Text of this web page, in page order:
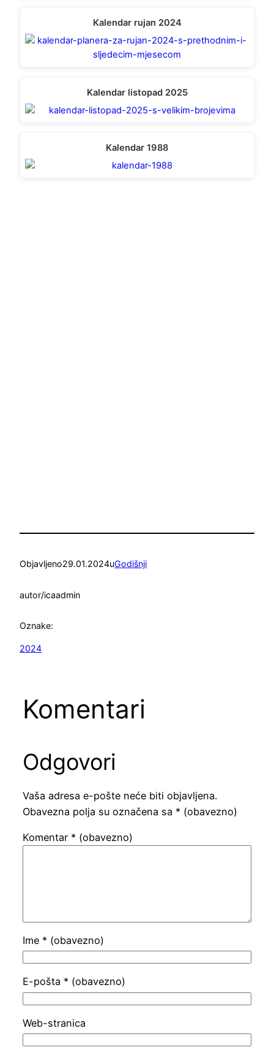
Kalendar rujan 2024
Kalendar listopad 2025
Kalendar 1988
Objavljeno29.01.2024uGodišnji
autor/icaadmin
Oznake:
2024
Komentari
Odgovori
Vaša adresa e-pošte neće biti objavljena.
Obavezna polja su označena sa * (obavezno)
Komentar * (obavezno)
Ime * (obavezno)
E-pošta * (obavezno)
Web-stranica